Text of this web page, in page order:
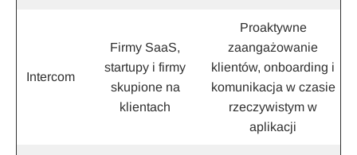
Intercom
Firmy SaaS,
startupy i firmy
skupione na
klientach
Proaktywne
zaangażowanie
klientów, onboarding i
komunikacja w czasie
rzeczywistym w
aplikacji